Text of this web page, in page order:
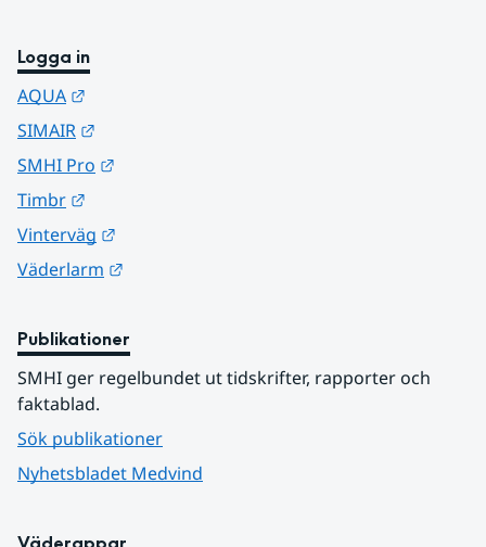
Logga in
AQUA
SIMAIR
SMHI Pro
Timbr
Vinterväg
Väderlarm
Publikationer
SMHI ger regelbundet ut tidskrifter, rapporter och
faktablad.
Sök publikationer
Nyhetsbladet Medvind